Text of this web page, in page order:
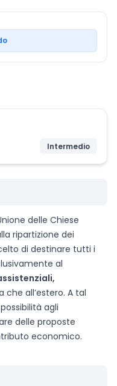
Intermedio
delle Chiese
ripartizione dei
di destinare tutti i
al
che all’estero. A tal
agli
delle proposte
economico.